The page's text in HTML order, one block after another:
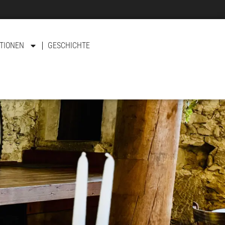
GESCHICHTE